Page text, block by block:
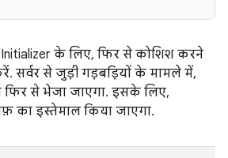
के लिए, फिर से कोशिश करने
सर्वर से जुड़ी गड़बड़ियों के मामले में,
से भेजा जाएगा. इसके लिए,
इस्तेमाल किया जाएगा.